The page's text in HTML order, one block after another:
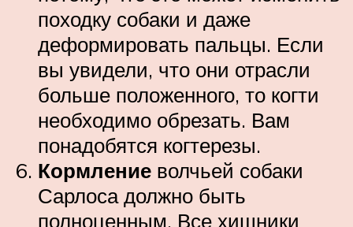
походку собаки и даже
деформировать пальцы. Если
вы увидели, что они отрасли
больше положенного, то когти
необходимо обрезать. Вам
понадобятся когтерезы.
Кормление волчьей собаки
Сарлоса должно быть
полноценным. Все хищники